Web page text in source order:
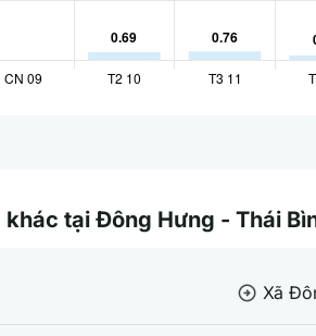
tại Đông Hưng - Thái
arrow_circle_right Xã